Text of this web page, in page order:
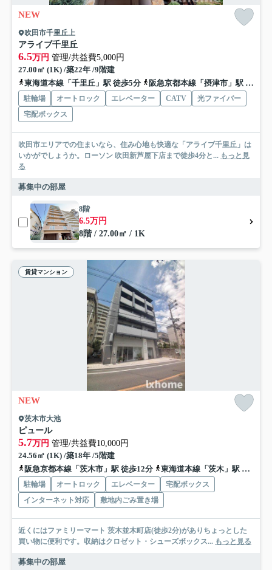
NEW
吹田市千里丘上
アライブ千里丘
6.5万円 管理/共益費5,000円
27.00㎡ (1K) /築22年 /9階建
東海道本線「千里丘」駅 徒歩5分
阪急京都本線「摂津市」駅 徒歩17分
駐輪場 オートロック エレベーター CATV
光ファイバー
宅配ボックス
吹田市エリアでの住まいなら、住み心地も快適な「アライブ千里丘」は
いかがでしょうか。ローソン 吹田新芦屋下店まで徒歩4分と... もっと見
る
募集中の部屋
8階
6.5万円
8階 / 27.00㎡ / 1K
賃貸マンション
NEW
茨木市大池
ピュール
5.7万円 管理/共益費10,000円
24.56㎡ (1K) /築18年 /5階建
阪急京都本線「茨木市」駅 徒歩12分
東海道本線「茨木」駅 徒歩25分
駐輪場 オートロック エレベーター
宅配ボックス
インターネット対応
敷地内ごみ置き場
近くにはファミリーマート 茨木並木町店(徒歩2分)がありちょっとした
買い物に便利です。収納はクロゼット・シューズボックス... もっと見る
募集中の部屋